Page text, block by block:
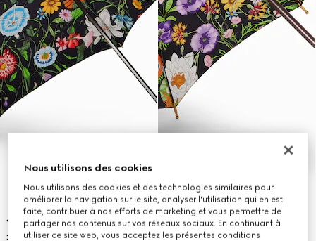
Nous utilisons des cookies
Nous utilisons des cookies et des technologies similaires pour
améliorer la navigation sur le site, analyser l'utilisation qui en est
faite, contribuer à nos efforts de marketing et vous permettre de
partager nos contenus sur vos réseaux sociaux. En continuant à
utiliser ce site web, vous acceptez les présentes conditions